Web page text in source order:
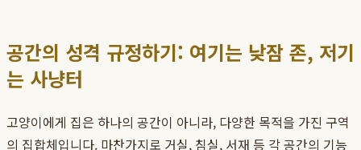
공간의 성격 규정하기: 여기는 낮잠 존, 저기
는 사냥터
고양이에게 집은 하나의 공간이 아니라, 다양한 목적을 가진 구역
의 집합체입니다. 마찬가지로 거실, 침실, 서재 등 각 공간의 기능